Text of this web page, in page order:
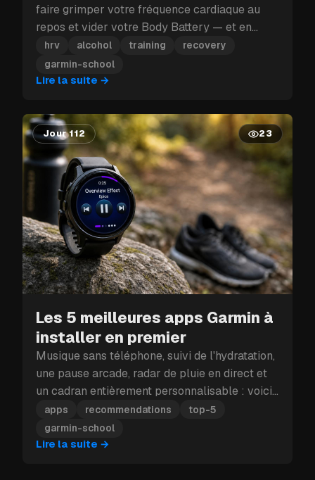
faire grimper votre fréquence cardiaque au
repos et vider votre Body Battery — et en
plein bloc d'entraînement, ce coup porté à la
récupération peut vous coûter plus qu'une
seule journée.
hrv alcohol training
recovery
garmin-school
Lire la suite →
Jour 112 23
Les 5 meilleures apps Garmin à
installer en premier
Musique sans téléphone, suivi de l'hydratation,
une pause arcade, radar de pluie en direct et
un cadran entièrement personnalisable : voici
les cinq apps Garmin à installer en premier.
apps recommendations
top-5
garmin-school
Lire la suite →